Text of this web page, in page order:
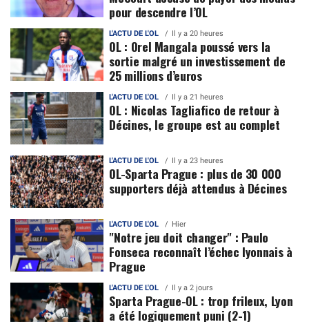
pour descendre l’OL
L'ACTU DE L'OL Il y a 20 heures
OL : Orel Mangala poussé vers la
sortie malgré un investissement de
25 millions d’euros
L'ACTU DE L'OL Il y a 21 heures
OL : Nicolas Tagliafico de retour à
Décines, le groupe est au complet
L'ACTU DE L'OL Il y a 23 heures
OL-Sparta Prague : plus de 30 000
supporters déjà attendus à Décines
L'ACTU DE L'OL Hier
"Notre jeu doit changer" : Paulo
Fonseca reconnaît l’échec lyonnais à
Prague
L'ACTU DE L'OL Il y a 2 jours
Sparta Prague-OL : trop frileux, Lyon
a été logiquement puni (2-1)